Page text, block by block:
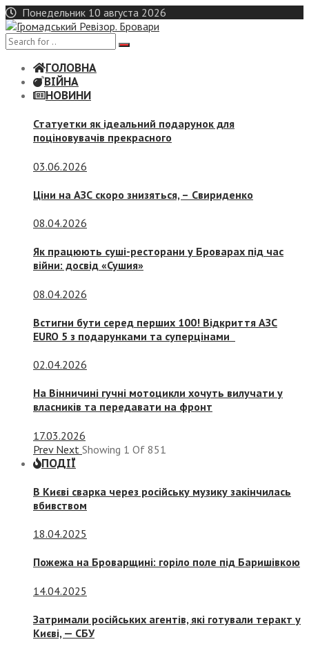
Skip
to
content
Понедельник 10 августа 2026
ГОЛОВНА
ВІЙНА
НОВИНИ
Статуетки як ідеальний подарунок для
поціновувачів прекрасного
03.06.2026
Ціни на АЗС скоро знизяться, – Свириденко
08.04.2026
Як працюють суші-ресторани у Броварах під час
війни: досвід «Сушия»
08.04.2026
Встигни бути серед перших 100! Відкриття АЗС
EURO 5 з подарунками та суперцінами
02.04.2026
На Вінничині гучні мотоцикли хочуть вилучати у
власників та передавати на фронт
17.03.2026
Prev Next Showing 1 Of 851
ПОДІЇ
В Києві сварка через російську музику закінчилась
вбивством
18.04.2025
Пожежа на Броварщині: горіло поле під Баришівкою
14.04.2025
Затримали російських агентів, які готували теракт у
Києві, — СБУ